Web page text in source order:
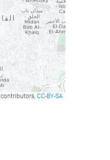
contributors, CC-BY-SA